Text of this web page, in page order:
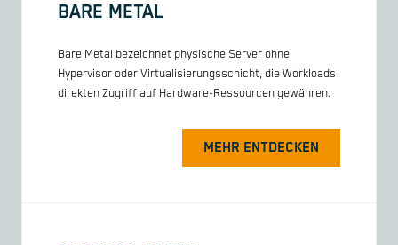
BARE METAL
Bare Metal bezeichnet physische Server ohne
Hypervisor oder Virtualisierungsschicht, die Workloads
direkten Zugriff auf Hardware-Ressourcen gewähren.
MEHR ENTDECKEN